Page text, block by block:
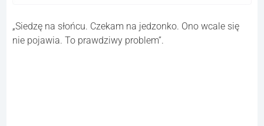
„Siedzę na słońcu. Czekam na jedzonko. Ono wcale się
nie pojawia. To prawdziwy problem”.